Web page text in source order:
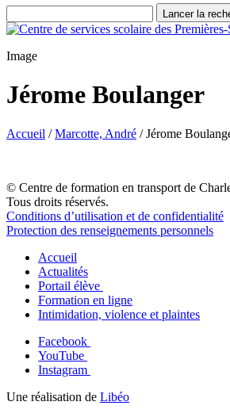
Lancer la
Image
Jérome Boulanger
Accueil /Marcotte, André /Jérome
© Centre de formation en transport de
Tous droits réservés.
Conditions d’utilisation et de confidentialité
Protection des renseignements personnels
Accueil
Actualités
Portail élève
Formation en ligne
Intimidation, violence et plaintes
Facebook
YouTube
Instagram
Une réalisation de Libéo